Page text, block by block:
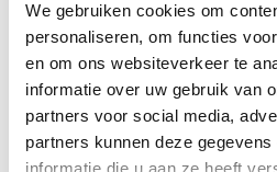
We gebruiken cookies om
personaliseren, om functies
en om ons websiteverkeer te
informatie over uw gebruik van
partners voor social media,
partners kunnen deze
club
Herfsttocht